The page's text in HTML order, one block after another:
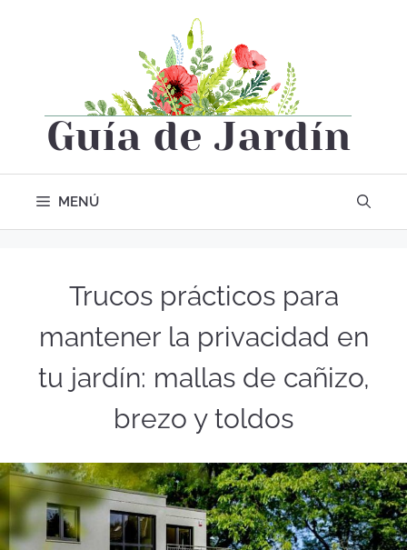
MENÚ
Trucos prácticos para
mantener la privacidad en
tu jardín: mallas de cañizo,
brezo y toldos